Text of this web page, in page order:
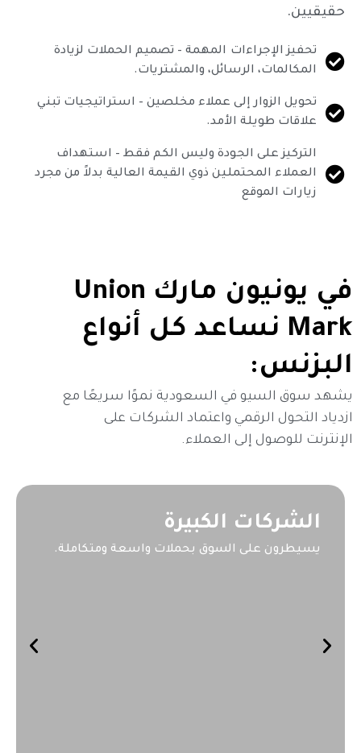
حقيقيين.
تحفيز الإجراءات المهمة – تصميم الحملات لزيادة
المكالمات، الرسائل، والمشتريات.
تحويل الزوار إلى عملاء مخلصين – استراتيجيات تبني
علاقات طويلة الأمد.
التركيز على الجودة وليس الكم فقط – استهداف
العملاء المحتملين ذوي القيمة العالية بدلاً من مجرد
زيارات الموقع
في يونيون مارك Union
Mark نساعد كل أنواع
البزنس:
يشهد سوق السيو في السعودية نموًا سريعًا مع
ازدياد التحول الرقمي واعتماد الشركات على
الإنترنت للوصول إلى العملاء.
الشركات الكبيرة
يسيطرون على السوق بحملات واسعة ومتكاملة.